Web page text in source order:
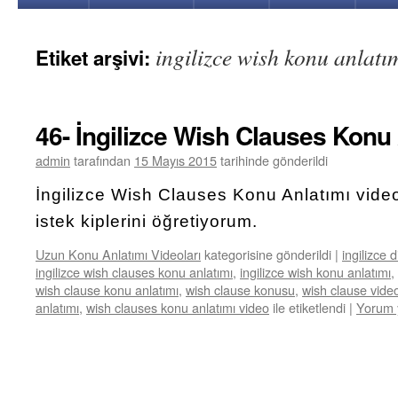
Etiket arşivi: ingilizce wish konu
46- İngilizce Wish Clauses Konu
admin tarafından 15 Mayıs 2015tarihinde gönderildi
İngilizce Wish Clauses Konu Anlatımı
istek kiplerini öğretiyorum.
Uzun Konu Anlatımı Videoları kategorisine gönderildi | ingilizce
ingilizce wish clauses konu anlatımı, ingilizce wish konu anlatımı,
wish clause konu anlatımı, wish clause konusu, wish clause
anlatımı, wish clauses konu anlatımı video ile etiketlendi | Yorum